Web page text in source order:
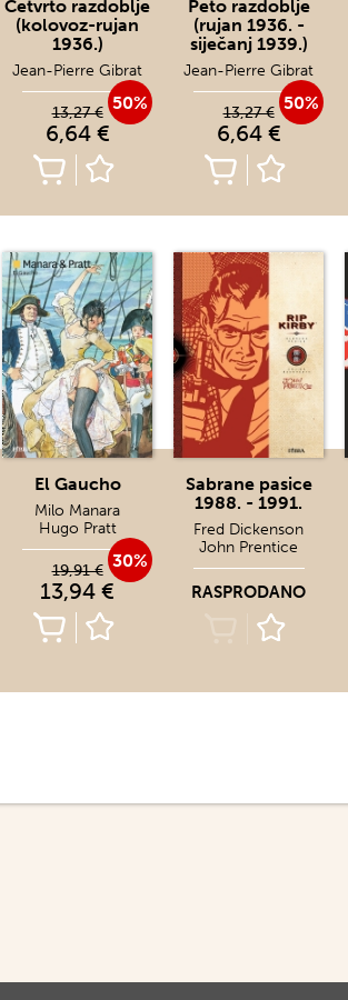
Četvrto razdoblje
(kolovoz-rujan
1936.)
Jean-Pierre Gibrat
50%
13,27 €
6,64 €
Peto razdoblje
(rujan 1936. -
siječanj 1939.)
Jean-Pierre Gibrat
50%
13,27 €
6,64 €
El Gaucho
Milo Manara
Hugo Pratt
30%
19,91 €
13,94 €
Sabrane pasice
1988. - 1991.
Fred Dickenson
John Prentice
RASPRODANO